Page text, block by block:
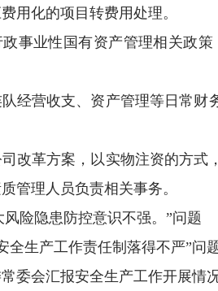
用化的项目转费用处理。
事业性国有资产管理相关政
经营收支、资产管理等日常财
改革方案，以实物注资的方
管理人员负责相关事务。
风险隐患防控意识不强。”问题
全生产工作责任制落得不严”问
委会汇报安全生产工作开展情